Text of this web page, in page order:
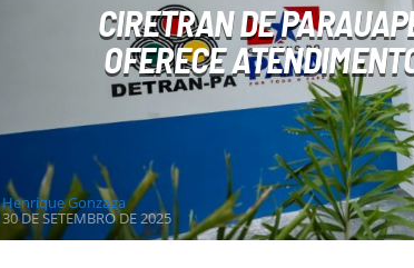
CIRETRAN DE
OFERECE
Henrique Gonzaga
30 DE SETEMBRO DE 2025